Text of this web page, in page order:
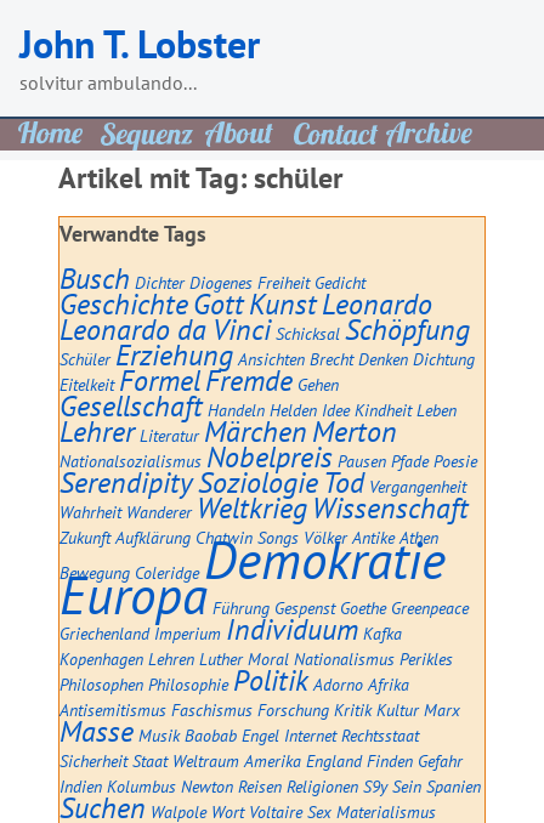
content
John T. Lobster
solvitur ambulando...
Artikel mit Tag:schüler
Verwandte Tags
Busch Dichter Diogenes Freiheit Gedicht
GeschichteGottKunstLeonardo
Leonardo da Vinci Schicksal Schöpfung
Schüler Erziehung Ansichten Brecht Denken Dichtung
Eitelkeit FormelFremde Gehen
Gesellschaft Handeln Helden Idee Kindheit Leben
Lehrer Literatur MärchenMerton
Nationalsozialismus Nobelpreis Pausen Pfade Poesie
SerendipitySoziologieTod Vergangenheit
Wahrheit Wanderer WeltkriegWissenschaft
Zukunft Aufklärung Chatwin Songs Völker Antike Athen
Bewegung Coleridge Demokratie
Europa Führung Gespenst Goethe Greenpeace
Griechenland Imperium Individuum Kafka
Kopenhagen Lehren Luther Moral Nationalismus Perikles
Philosophen Philosophie Politik Adorno Afrika
Antisemitismus Faschismus Forschung Kritik Kultur Marx
Masse Musik Baobab Engel Internet Rechtsstaat
Sicherheit Staat Weltraum Amerika England Finden Gefahr
Indien Kolumbus Newton Reisen Religionen S9y Sein Spanien
Suchen Walpole Wort Voltaire Sex Materialismus